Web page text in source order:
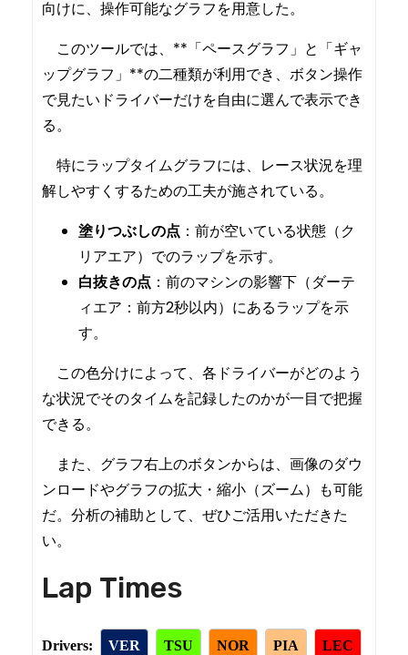
向けに、操作可能なグラフを用意した。
このツールでは、**「ペースグラフ」と「ギャ
ップグラフ」**の二種類が利用でき、ボタン操作
で見たいドライバーだけを自由に選んで表示でき
る。
特にラップタイムグラフには、レース状況を理
解しやすくするための工夫が施されている。
塗りつぶしの点 ：前が空いている状態（ク
リアエア）でのラップを示す。
白抜きの点 ：前のマシンの影響下（ダーテ
ィエア：前方2秒以内）にあるラップを示
す。
この色分けによって、各ドライバーがどのよう
な状況でそのタイムを記録したのかが一目で把握
できる。
また、グラフ右上のボタンからは、画像のダウ
ンロードやグラフの拡大・縮小（ズーム）も可能
だ。分析の補助として、ぜひご活用いただきた
い。
Lap Times
Drivers: VER TSU NOR PIA LEC